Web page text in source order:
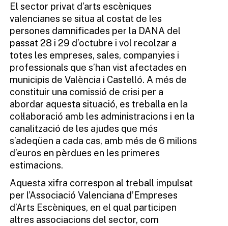
El sector privat d’arts escèniques
valencianes se situa al costat de les
persones damnificades per la DANA del
passat 28 i 29 d’octubre i vol recolzar a
totes les empreses, sales, companyies i
professionals que s’han vist afectades en
municipis de València i Castelló. A més de
constituir una comissió de crisi per a
abordar aquesta situació, es treballa en la
col·laboració amb les administracions i en la
canalització de les ajudes que més
s’adeqüen a cada cas, amb més de 6 milions
d’euros en pèrdues en les primeres
estimacions.
Aquesta xifra correspon al treball impulsat
per l’Associació Valenciana d’Empreses
d’Arts Escèniques, en el qual participen
altres associacions del sector, com